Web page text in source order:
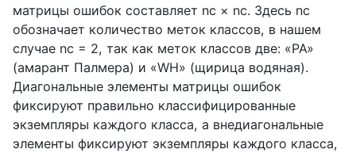
матрицы ошибок составляет nc × nc. Здесь nc
обозначает количество меток классов, в нашем
случае nc = 2, так как меток классов две: «PA»
(амарант Палмера) и «WH» (щирица водяная).
Диагональные элементы матрицы ошибок
фиксируют правильно классифицированные
экземпляры каждого класса, а внедиагональные
элементы фиксируют экземпляры каждого класса,